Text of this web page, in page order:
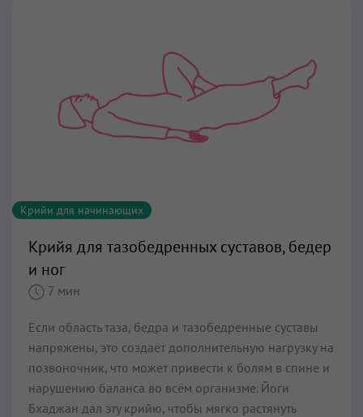
Крийи для начинающих
Крийя для тазобедренных суставов, бедер
и ног
7 мин
Если область таза, бедра и тазобедренные суставы
напряжены, это создаёт дополнительную нагрузку на
позвоночник, что может привести к болям в спине и
нарушению баланса во всём организме. Йоги
Бхаджан дал эту крийю, чтобы мягко растянуть